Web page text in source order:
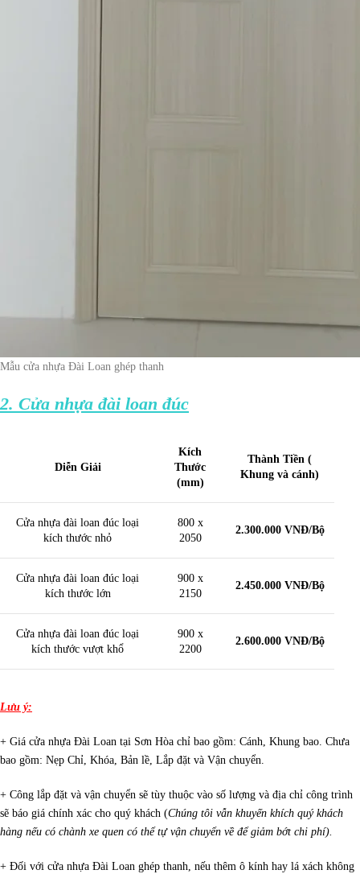
Mẫu cửa nhựa Đài Loan ghép thanh
2. Cửa nhựa đài loan đúc
Diễn Giải
Kích
Thước
(mm)
Thành Tiền (
Khung và cánh)
Cửa nhựa đài loan đúc loại
kích thước nhỏ
800 x
2050
2.300.000 VNĐ/Bộ
Cửa nhựa đài loan đúc loại
kích thước lớn
900 x
2150
2.450.000 VNĐ/Bộ
Cửa nhựa đài loan đúc loại
kích thước vượt khổ
900 x
2200
2.600.000 VNĐ/Bộ
Lưu ý:
+ Giá cửa nhựa Đài Loan tại Sơn Hòa chỉ bao gồm: Cánh, Khung bao. Chưa
bao gồm: Nẹp Chỉ, Khóa, Bản lề, Lắp đặt và Vận chuyển.
+ Công lắp đặt và vận chuyển sẽ tùy thuộc vào số lượng và địa chỉ công trình
sẽ báo giá chính xác cho quý khách (Chúng tôi vẫn khuyến khích quý khách
hàng nếu có chành xe quen có thể tự vận chuyển về để giảm bớt chi phí).
+ Đối với cửa nhựa Đài Loan ghép thanh, nếu thêm ô kính hay lá xách không